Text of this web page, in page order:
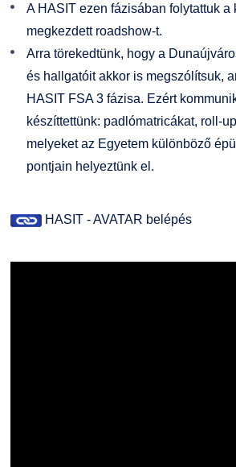
A HASIT ezen fázisában folytattuk a
megkezdett roadshow-t.
Arra törekedtünk, hogy a
és hallgatóit akkor is megszólítsuk,
HASIT FSA 3 fázisa. Ezért
készíttettünk: padlómatricákat, roll-
melyeket az Egyetem különböző
pontjain helyeztünk el.
HASIT - AVATAR belépés